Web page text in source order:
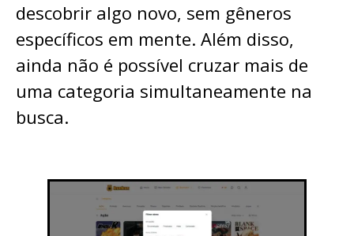
descobrir algo novo, sem gêneros
específicos em mente. Além disso,
ainda não é possível cruzar mais de
uma categoria simultaneamente na
busca.